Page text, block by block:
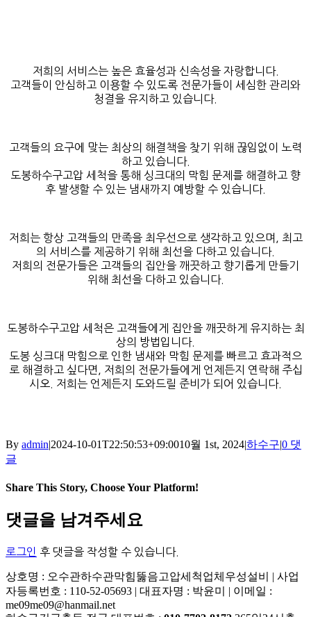
저희의 서비스는 높은 효율성과 신속성을 자랑합니다.
고객들이 안심하고 이용할 수 있도록 전문가들이 세심한 관리와
청결을 유지하고 있습니다.
고객들의 요구에 맞는 최상의 해결책을 찾기 위해 끊임없이 노력
하고 있습니다.
도봉하수구고압 세척을 통해 싱크대의 막힘 문제를 해결하고 향
후 발생할 수 있는 냄새까지 예방할 수 있습니다.
저희는 항상 고객들의 만족을 최우선으로 생각하고 있으며, 최고
의 서비스를 제공하기 위해 최선을 다하고 있습니다.
저희의 전문가들은 고객들의 집안을 깨끗하고 향기롭게 만들기
위해 최선을 다하고 있습니다.
도봉하수구고압 세척은 고객들에게 집안을 깨끗하게 유지하는 최
상의 방법입니다.
도봉 싱크대 막힘으로 인한 냄새와 막힘 문제를 빠르고 효과적으
로 해결하고 싶다면, 저희의 전문가들에게 언제든지 연락해 주십
시오. 저희는 언제든지 도와드릴 준비가 되어 있습니다.
By admin|2024-10-01T22:50:53+09:0010월 1st, 2024|하수구|0 댓
글
Share This Story, Choose Your Platform!
Facebook
X
Reddit
LinkedIn
Tumblr
Pinterest
Vk
이
메
댓글을 남겨주세요
로그인 후 댓글을 작성할 수 있습니다.
상호명 : 오수관하수관막힘뚫음고압세척업체우성설비 | 사업
자등록번호 : 110-52-05693 | 대표자명 : 박윤미 | 이메일 :
me09me09@hanmail.net